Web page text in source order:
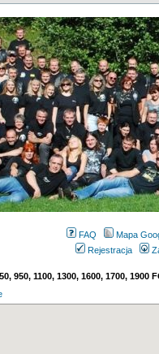
FAQ
Mapa
Rejestracja
950, 1100, 1300, 1600, 1700, 1900